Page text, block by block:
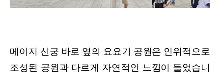
메이지 신궁 바로 옆의 요요기 공원은 인위적으로
조성된 공원과 다르게 자연적인 느낌이 들었습니